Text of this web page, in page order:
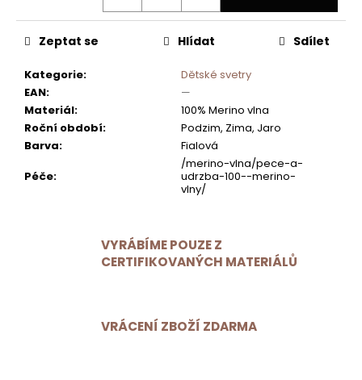
Kategorie:
Dětské svetry
EAN:
—
Materiál:
100% Merino vlna
Roční období:
Podzim, Zima, Jaro
Barva:
Fialová
Péče:
/merino-vlna/pece-a-
udrzba-100--merino-
vlny/
Zeptat se Hlídat Sdílet
VYRÁBÍME POUZE Z
CERTIFIKOVANÝCH MATERIÁLŮ
VRÁCENÍ ZBOŽÍ ZDARMA